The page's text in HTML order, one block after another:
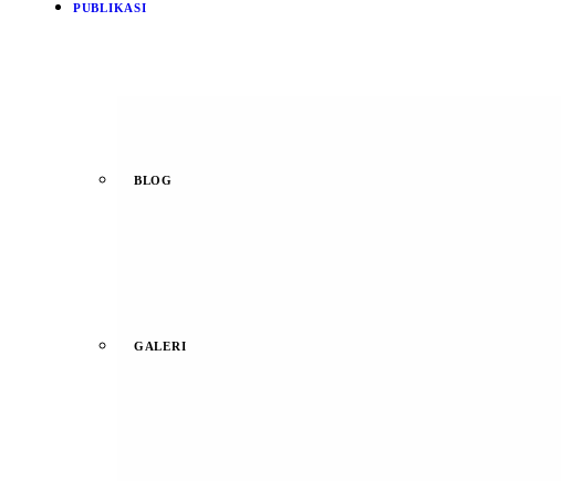
PUBLIKASI
BLOG
GALERI